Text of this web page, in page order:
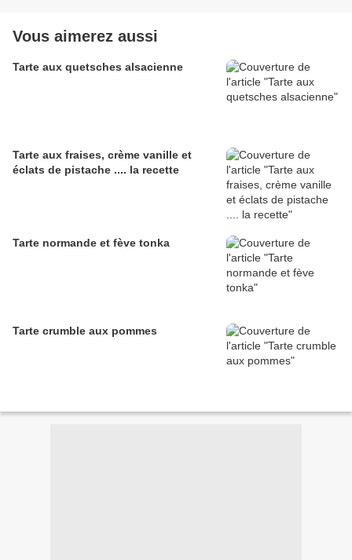
Vous aimerez aussi
Tarte aux quetsches alsacienne
Tarte aux fraises, crème vanille et
éclats de pistache .... la recette
Tarte normande et fève tonka
Tarte crumble aux pommes